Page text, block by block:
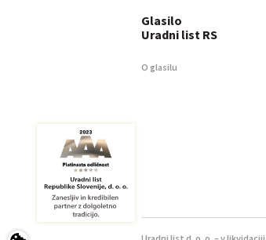
Glasilo
Uradni list RS
O glasilu